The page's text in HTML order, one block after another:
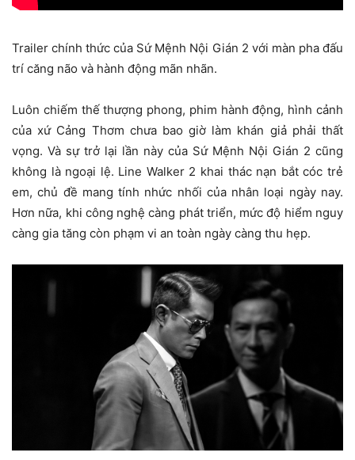
Trailer chính thức của Sứ Mệnh Nội Gián 2 với màn pha đấu
trí căng não và hành động mãn nhãn.
Luôn chiếm thế thượng phong, phim hành động, hình cảnh
của xứ Cảng Thơm chưa bao giờ làm khán giả phải thất
vọng. Và sự trở lại lần này của Sứ Mệnh Nội Gián 2 cũng
không là ngoại lệ. Line Walker 2 khai thác nạn bắt cóc trẻ
em, chủ đề mang tính nhức nhối của nhân loại ngày nay.
Hơn nữa, khi công nghệ càng phát triển, mức độ hiểm nguy
càng gia tăng còn phạm vi an toàn ngày càng thu hẹp.